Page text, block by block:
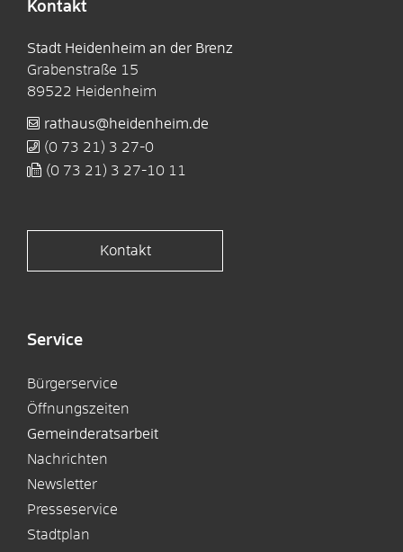
Kontakt
Stadt Heidenheim an der Brenz
Grabenstraße 15
89522 Heidenheim
rathaus@heidenheim.de
(0 73 21) 3 27-0
(0 73 21) 3 27-10 11
Kontakt
Service
Bürgerservice
Öffnungszeiten
Gemeinderatsarbeit
Nachrichten
Newsletter
Presseservice
Stadtplan